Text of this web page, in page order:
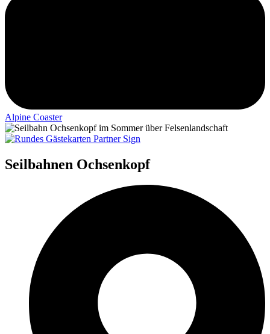
Alpine Coaster
Seilbahnen Ochsenkopf